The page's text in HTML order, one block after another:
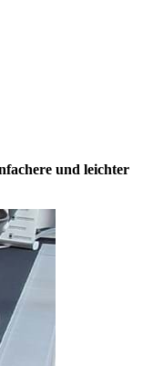
und leichter